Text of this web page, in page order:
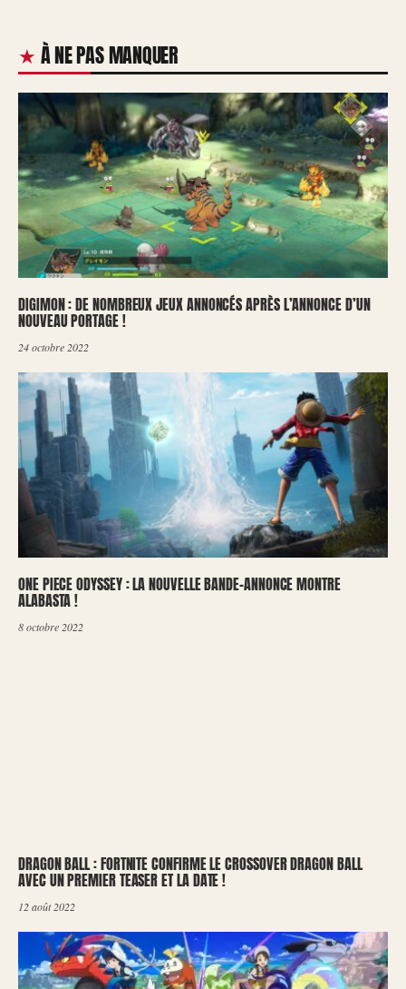
À NE PAS MANQUER
DIGIMON : DE NOMBREUX JEUX ANNONCÉS APRÈS L’ANNONCE D’UN
NOUVEAU PORTAGE !
24 octobre 2022
ONE PIECE ODYSSEY : LA NOUVELLE BANDE-ANNONCE MONTRE
ALABASTA !
8 octobre 2022
DRAGON BALL : FORTNITE CONFIRME LE CROSSOVER DRAGON BALL
AVEC UN PREMIER TEASER ET LA DATE !
12 août 2022